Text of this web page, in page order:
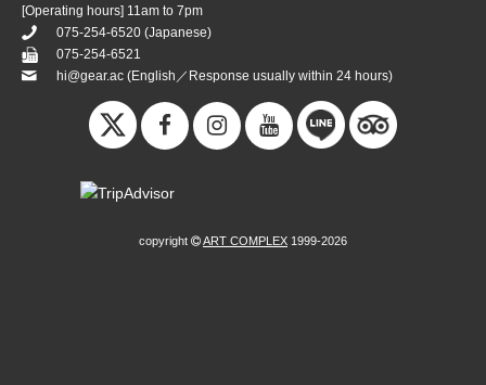
[Operating hours] 11am to 7pm
075-254-6520 (Japanese)
075-254-6521
hi@gear.ac (English／Response usually within 24 hours)
copyright ART COMPLEX 1999-2026